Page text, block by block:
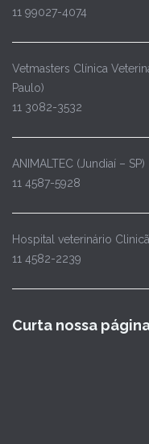
11 99027-4074
Vetmasters Clínica
Paulo)
11 3082-3532
ANIMALTEC (Jundiaí – SP)
11 4587-5928
Hospital veterinário
11 4582-2239
Curta nossa